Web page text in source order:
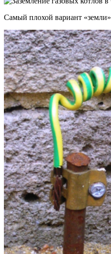
Самый плохой вариант «земли»